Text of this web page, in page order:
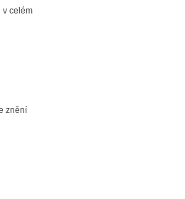
celém
znění